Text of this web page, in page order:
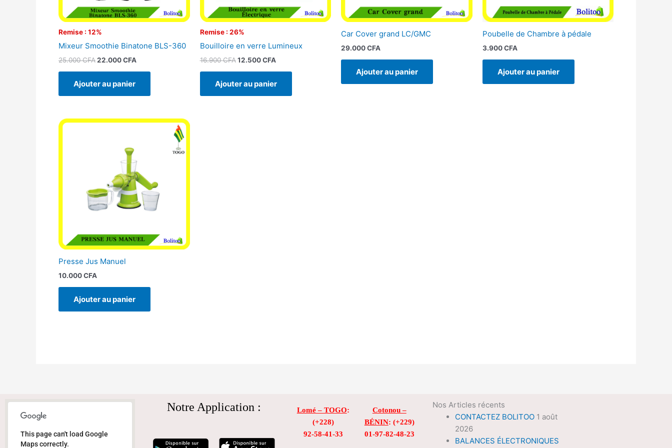
Remise : 12%
Mixeur Smoothie Binatone BLS-360
25.000CFA22.000CFA
Ajouter au panier
Remise : 26%
Bouilloire en verre Lumineux
16.900CFA 12.500CFA
Ajouter au panier
Car Cover grand LC/GMC
29.000CFA
Ajouter au panier
Poubelle de Chambre à pédale
3.900CFA
Ajouter au panier
Presse Jus Manuel
10.000CFA
Ajouter au panier
This page can't load Google
Maps correctly.
Notre Application : Lomé – TOGO:
(+228)
92-58-41-33
Cotonou –
BÉNIN: (+229)
01-97-82-48-23
Nos Articles récents
CONTACTEZ BOLITOO 1 août
2026
BALANCES ÉLECTRONIQUES